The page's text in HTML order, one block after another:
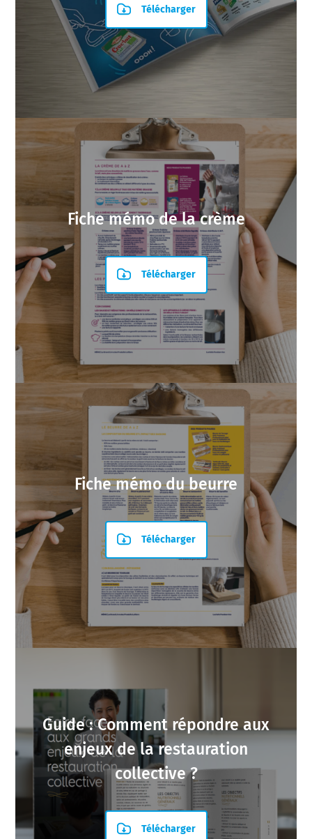
Télécharger
Fiche mémo de la crème
Télécharger
Fiche mémo du beurre
Télécharger
Guide : Comment répondre aux
enjeux de la restauration
collective ?
Télécharger